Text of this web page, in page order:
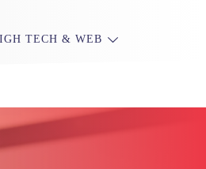
TECH & WEB